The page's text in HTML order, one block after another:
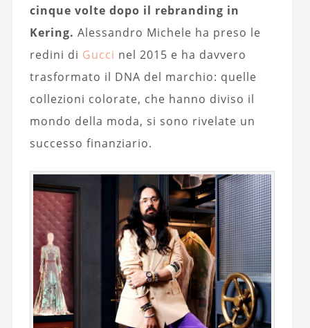
cinque volte dopo il rebranding in
Kering. Alessandro Michele ha preso le
redini di Gucci nel 2015 e ha davvero
trasformato il DNA del marchio: quelle
collezioni colorate, che hanno diviso il
mondo della moda, si sono rivelate un
successo finanziario.